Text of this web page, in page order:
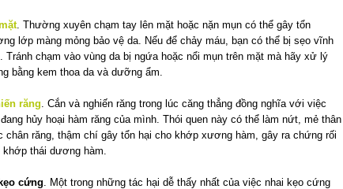
. Thường xuyên chạm tay lên mặt hoặc nặn mụn có thể gây tổn
lớp màng mỏng bảo vệ da. Nếu để chảy máu, bạn có thể bị sẹo vĩnh
Tránh chạm vào vùng da bị ngứa hoặc nổi mụn trên mặt mà hãy xử lý
bằng kem thoa da và dưỡng ẩm.
răng . Cắn và nghiến răng trong lúc căng thẳng đồng nghĩa với việc
hủy hoại hàm răng của mình. Thói quen này có thể làm nứt, mẻ thân
chân răng, thậm chí gây tổn hại cho khớp xương hàm, gây ra chứng rối
khớp thái dương hàm.
cứng . Một trong những tác hại dễ thấy nhất của việc nhai kẹo cứng